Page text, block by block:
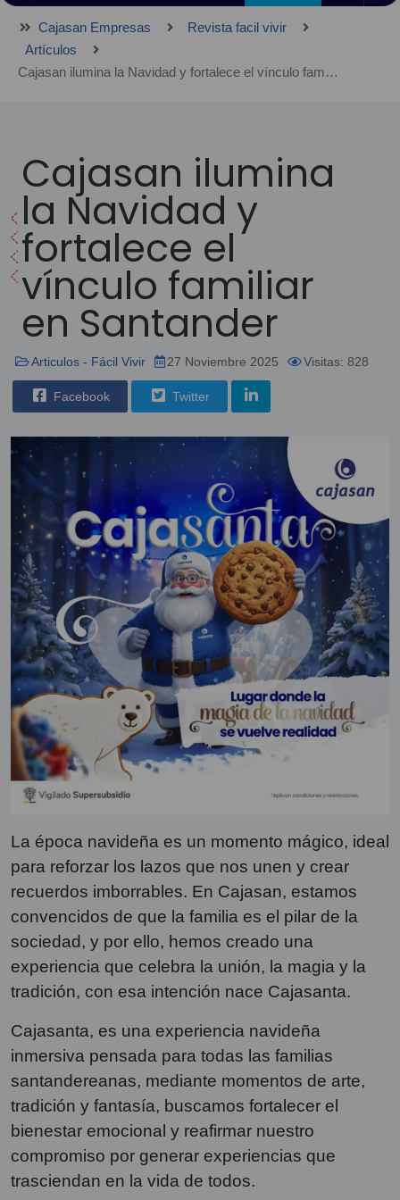
Cajasan Empresas
Revista facil vivir
Artículos
Cajasan ilumina la Navidad y fortalece el vínculo familiar en Santander
Cajasan ilumina
la Navidad y
fortalece el
vínculo familiar
en Santander
Articulos - Fácil Vivir 27 Noviembre 2025 Visitas: 828
Facebook Twitter
La época navideña es un momento mágico, ideal
para reforzar los lazos que nos unen y crear
recuerdos imborrables. En Cajasan, estamos
convencidos de que la familia es el pilar de la
sociedad, y por ello, hemos creado una
experiencia que celebra la unión, la magia y la
tradición, con esa intención nace Cajasanta.
Cajasanta, es una experiencia navideña
inmersiva pensada para todas las familias
santandereanas, mediante momentos de arte,
tradición y fantasía, buscamos fortalecer el
bienestar emocional y reafirmar nuestro
compromiso por generar experiencias que
trasciendan en la vida de todos.